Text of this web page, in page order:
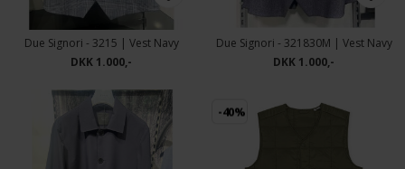
Due Signori - 3215 | Vest Navy
DKK 1.000,-
Due Signori - 321830M | Vest Navy
DKK 1.000,-
-40%